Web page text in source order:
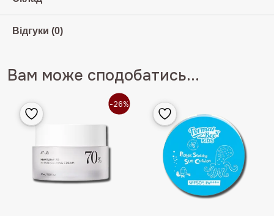
Відгуки (0)
Вам може сподобатись...
-26%